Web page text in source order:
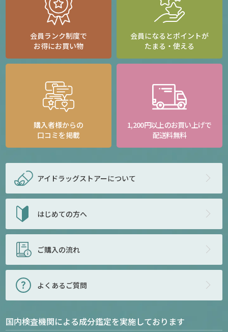
会員ランク制度で
お得にお買い物
会員になるとポイントが
たまる・使える
購入者様からの
口コミを掲載
1,200円以上のお買い上げで
配送料無料
アイドラッグストアーについて
はじめての方へ
ご購入の流れ
よくあるご質問
国内検査機関による成分鑑定を実施しております